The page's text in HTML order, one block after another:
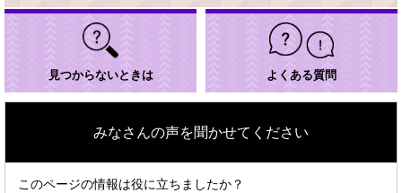
見つからないときは よくある質問
みなさんの声を聞かせてください
このページの情報は役に立ちましたか？